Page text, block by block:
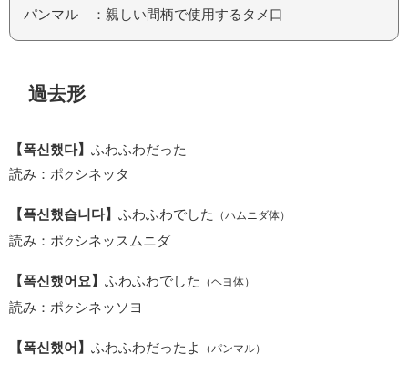
パンマル ：親しい間柄で使用するタメ口
過去形
【폭신했다】
ふわふわだった
読み：ポク シネッタ
【폭신했습니다】 ふわふわでした （ハムニダ体）
読み：ポク シネッスムニダ
【폭신했어요】 ふわふわでした （ヘヨ体）
読み：ポク シネッソヨ
【폭신했어】 ふわふわだったよ （パンマル）